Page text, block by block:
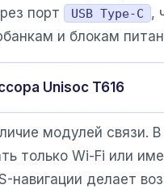
порт
USB Type-C
,
и блокам
Unisoc T616
модулей связи.
только Wi-Fi или
навигации делает